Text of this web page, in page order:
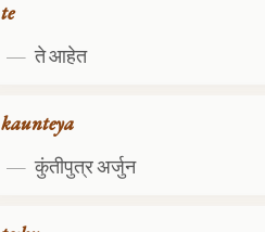
te
— ते आहेत
kaunteya
— कुंतीपुत्र अर्जुन